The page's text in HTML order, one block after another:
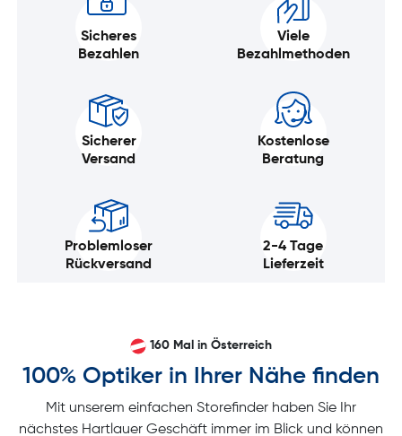
Sicheres
Bezahlen
Viele
Bezahlmethoden
Sicherer
Versand
Kostenlose
Beratung
Problemloser
Rückversand
2-4 Tage
Lieferzeit
160 Mal in Österreich
100% Optiker in Ihrer Nähe finden
Mit unserem einfachen Storefinder haben Sie Ihr
nächstes Hartlauer Geschäft immer im Blick und können